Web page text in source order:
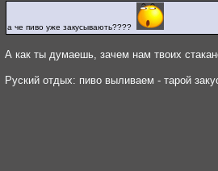
а че пиво уже закусывають????
А как ты думаешь, зачем нам твоих
Руский отдых: пиво выливаем - тарой